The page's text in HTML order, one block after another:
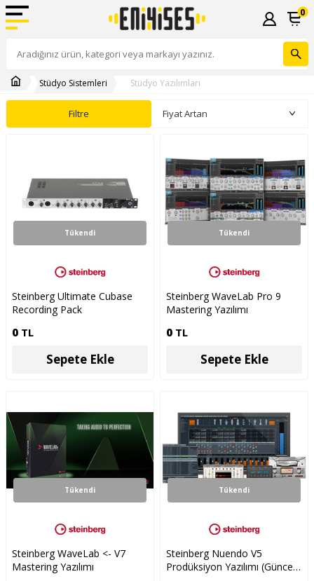
0
Stüdyo Sistemleri Stüdyo Yazılımları
Filtre
Tükendi
Steinberg Ultimate Cubase
Recording Pack
0 TL
Sepete Ekle
Tükendi
Steinberg WaveLab Pro 9
Mastering Yazılımı
0 TL
Sepete Ekle
Tükendi
Steinberg WaveLab <- V7
Mastering Yazılımı
Tükendi
Steinberg Nuendo V5
Prodüksiyon Yazılımı (Güncel